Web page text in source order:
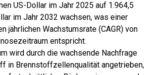
US-Dollar im Jahr 2025 auf 1.964,5
im Jahr 2032 wachsen, was einer
jährlichen Wachstumsrate (CAGR) von
entspricht.
wird durch die wachsende Nachfrage
in Brennstoffzellenqualität angetrieben,